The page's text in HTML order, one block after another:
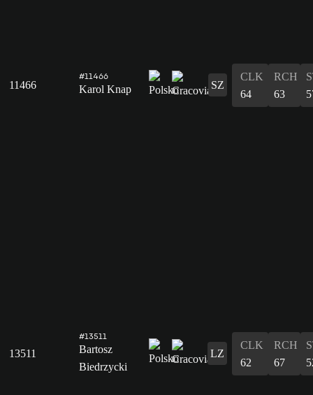
11466
#11466
Karol Knap SZ
CLK
64
RCH
63
13511
#13511
Bartosz
Biedrzycki
LZ
CLK
62
RCH
67